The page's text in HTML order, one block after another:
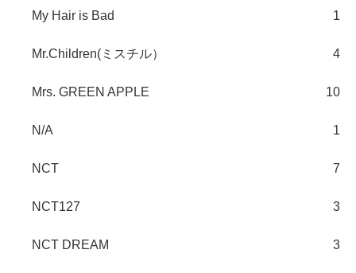
My Hair is Bad 1
Mr.Children(ミスチル） 4
Mrs. GREEN APPLE 10
N/A 1
NCT 7
NCT127 3
NCT DREAM 3